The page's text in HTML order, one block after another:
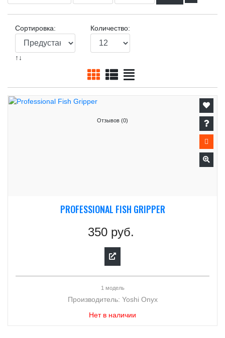
Сортировка:
↑↓
Количество:
Отзывов (0)
PROFESSIONAL FISH GRIPPER
350 руб.
1 модель
Производитель: Yoshi Onyx
Нет в наличии